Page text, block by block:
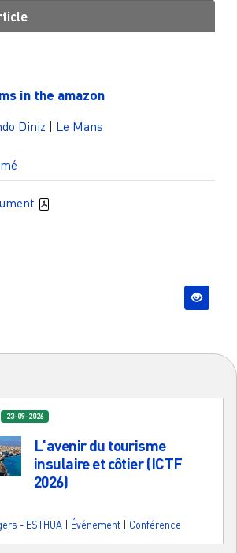
in the amazon
Diniz | Le Mans
23-09-2026
L'avenir du tourisme
insulaire et côtier (ICTF
2026)
- ESTHUA Événement Conférence